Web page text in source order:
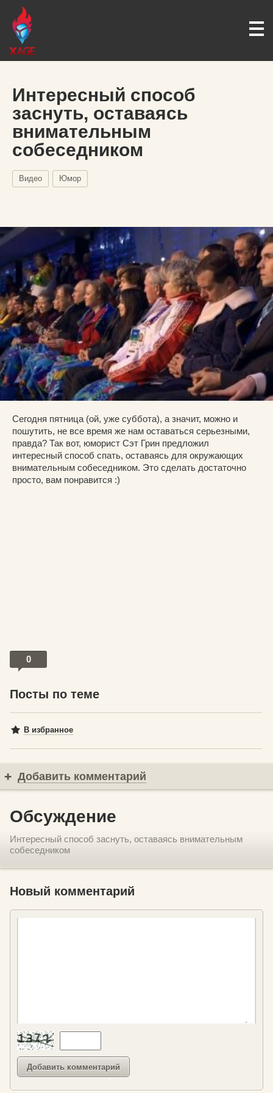
Интересный способ
заснуть, оставаясь
внимательным
собеседником
Видео Юмор
Сегодня пятница (ой, уже суббота), а значит, можно и
пошутить, не все время же нам оставаться серьезными,
правда? Так вот, юморист Сэт Грин предложил
интересный способ спать, оставаясь для окружающих
внимательным собеседником. Это сделать достаточно
просто, вам понравится :)
0
Посты по теме
В избранное
Добавить комментарий
Обсуждение
Интересный способ заснуть, оставаясь внимательным
собеседником
Новый комментарий